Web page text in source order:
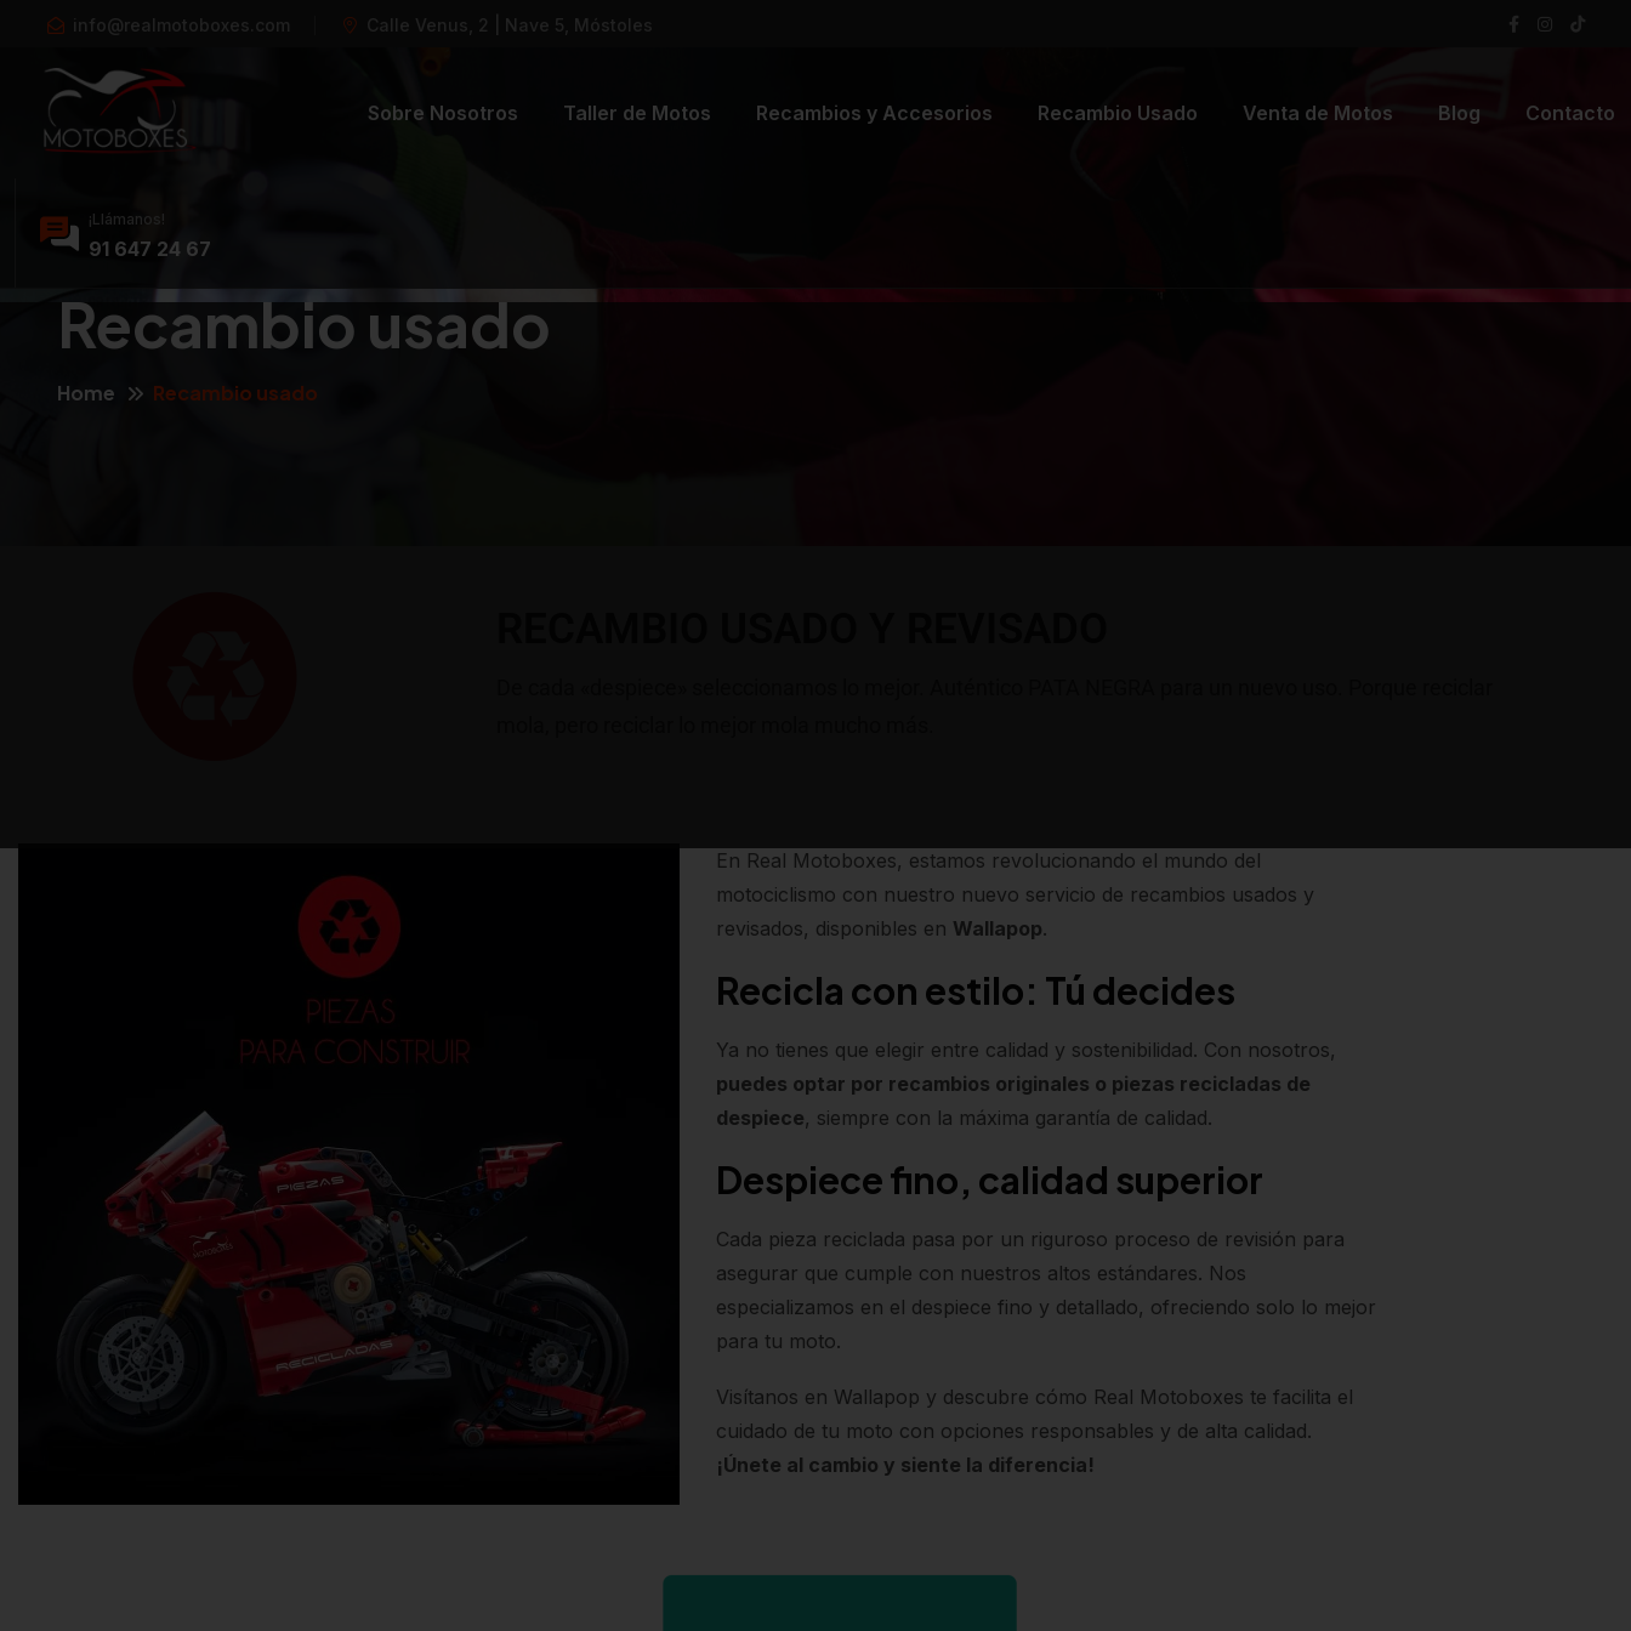
info@realmotoboxes.com Calle Venus, 2 | Nave 5, Móstoles
Sobre Nosotros Taller de Motos Recambios y Accesorios Recambio Usado Venta de Motos Blog Contacto
¡Llámanos!
91 647 24 67
Recambio usado
Home Recambio usado
En Real Motoboxes, estamos revolucionando el mundo del
motociclismo con nuestro nuevo servicio de recambios usados y
revisados, disponibles en Wallapop.
Recicla con estilo: Tú decides
Ya no tienes que elegir entre calidad y sostenibilidad. Con nosotros,
puedes optar por recambios originales o piezas recicladas de
despiece, siempre con la máxima garantía de calidad.
Despiece fino, calidad superior
Cada pieza reciclada pasa por un riguroso proceso de revisión para
asegurar que cumple con nuestros altos estándares. Nos
especializamos en el despiece fino y detallado, ofreciendo solo lo mejor
para tu moto.
Visítanos en Wallapop y descubre cómo Real Motoboxes te facilita el
cuidado de tu moto con opciones responsables y de alta calidad.
¡Únete al cambio y siente la diferencia!